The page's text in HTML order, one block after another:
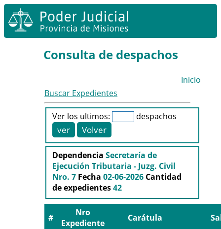
Consulta de despachos
Inicio
Buscar Expedientes
Ver los ultimos: despachos
DependenciaSecretaría de
Ejecución Tributaria - Juzg. Civil
Nro. 7 Fecha02-06-2026 Cantidad
de expedientes42
#
Nro
Expediente
Carátula